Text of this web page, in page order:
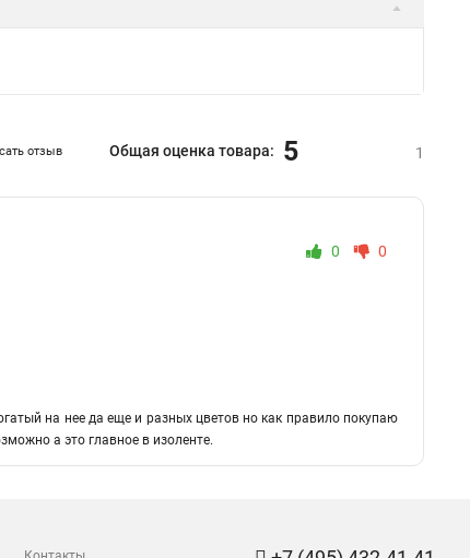
отзыв Общая оценка товара: 5 1
0
0
на нее да еще и разных цветов но как правило покупаю
а это главное в изоленте.